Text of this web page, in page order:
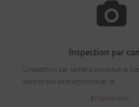
Inspection par
L’inspection par caméra constitue la
dans le but de diagnostiquer le
En savoir plus...